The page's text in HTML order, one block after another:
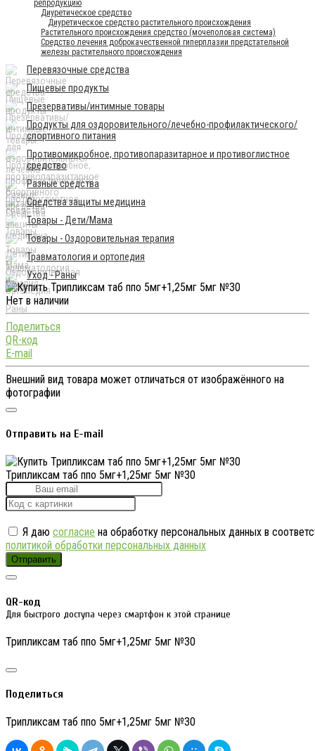
репродукцию
Диуретическое средство
Диуретическое средство растительного происхождения
Растительного происхождения средство (мочеполовая система)
Средство лечения доброкачественной гиперплазии предстательной
железы растительного происхождения
Перевязочные средства
Пищевые продукты
Презервативы/интимные товары
Продукты для оздоровительного/лечебно-профилактического/
спортивного питания
Противомикробное, противопаразитарное и противоглистное
средство
Разные средства
Средства защиты медицина
Товары - Дети/Мама
Товары - Оздоровительная терапия
Травматология и ортопедия
Уход - Раны
Нет в наличии
Поделиться
QR-код
E-mail
Внешний вид товара может отличаться от изображённого на
фотографии
Отправить на E-mail
Трипликсам таб ппо 5мг+1,25мг 5мг №30
Я даю согласие на обработку персональных данных в
политикой обработки персональных данных
Отправить
QR-код
Для быстрого доступа через смартфон к этой странице
Трипликсам таб ппо 5мг+1,25мг 5мг №30
Поделиться
Трипликсам таб ппо 5мг+1,25мг 5мг №30